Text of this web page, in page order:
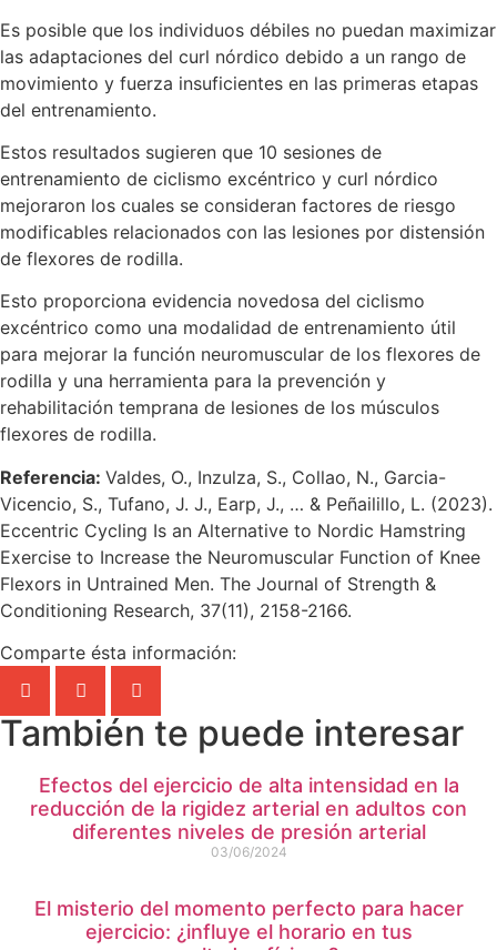
Es posible que los individuos débiles no puedan maximizar
las adaptaciones del curl nórdico debido a un rango de
movimiento y fuerza insuficientes en las primeras etapas
del entrenamiento.
Estos resultados sugieren que 10 sesiones de
entrenamiento de ciclismo excéntrico y curl nórdico
mejoraron los cuales se consideran factores de riesgo
modificables relacionados con las lesiones por distensión
de flexores de rodilla.
Esto proporciona evidencia novedosa del ciclismo
excéntrico como una modalidad de entrenamiento útil
para mejorar la función neuromuscular de los flexores de
rodilla y una herramienta para la prevención y
rehabilitación temprana de lesiones de los músculos
flexores de rodilla.
Referencia: Valdes, O., Inzulza, S., Collao, N., Garcia-
Vicencio, S., Tufano, J. J., Earp, J., … & Peñailillo, L. (2023).
Eccentric Cycling Is an Alternative to Nordic Hamstring
Exercise to Increase the Neuromuscular Function of Knee
Flexors in Untrained Men. The Journal of Strength &
Conditioning Research, 37(11), 2158-2166.
Comparte ésta información:
También te puede interesar
Efectos del ejercicio de alta intensidad en la
reducción de la rigidez arterial en adultos con
diferentes niveles de presión arterial
03/06/2024
El misterio del momento perfecto para hacer
ejercicio: ¿influye el horario en tus